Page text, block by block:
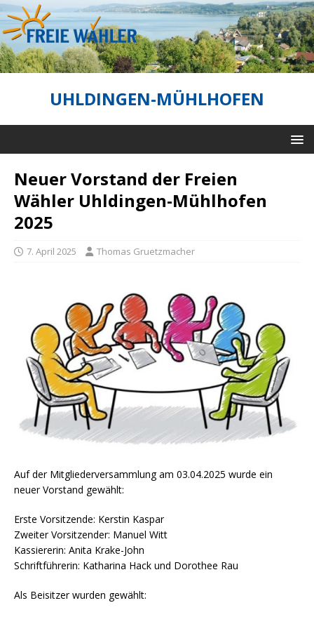
UHLDINGEN-MÜHLHOFEN
Neuer Vorstand der Freien
Wähler Uhldingen-Mühlhofen
2025
7. April 2025 Thomas Gruetzmacher
Auf der Mitgliederversammlung am 03.04.2025 wurde ein
neuer Vorstand gewählt:
Erste Vorsitzende: Kerstin Kaspar
Zweiter Vorsitzender: Manuel Witt
Kassiererin: Anita Krake-John
Schriftführerin: Katharina Hack und Dorothee Rau
Als Beisitzer wurden gewählt: